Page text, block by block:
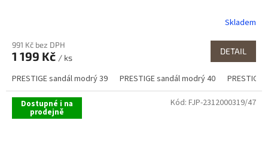
Skladem
991 Kč bez DPH
1 199 Kč / ks
DETAIL
PRESTIGE sandál modrý 39 PRESTIGE sandál modrý 40
Dostupné i na
prodejně
Kód: FJP-2312000319/47